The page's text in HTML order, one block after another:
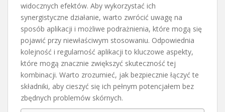
widocznych efektów. Aby wykorzystać ich
synergistyczne działanie, warto zwrócić uwagę na
sposób aplikacji i możliwe podrażnienia, które mogą się
pojawić przy niewłaściwym stosowaniu. Odpowiednia
kolejność i regularność aplikacji to kluczowe aspekty,
które mogą znacznie zwiększyć skuteczność tej
kombinacji. Warto zrozumieć, jak bezpiecznie łączyć te
składniki, aby cieszyć się ich pełnym potencjałem bez
zbędnych problemów skórnych.